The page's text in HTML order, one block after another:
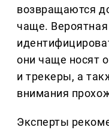
возвращаются
чаще.
они чаще носят
и трекеры, а
внимания
Эксперты